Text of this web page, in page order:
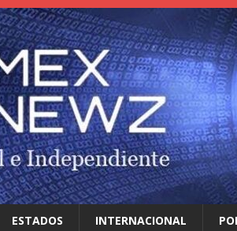
ESTADOS INTERNACIONAL